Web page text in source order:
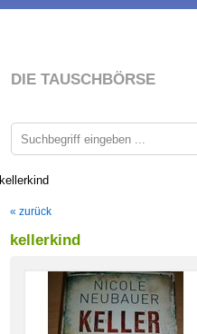
DIE TAUSCHBÖRSE
kellerkind
« zurück
kellerkind